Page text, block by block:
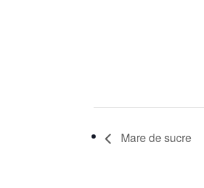
Mare de sucre